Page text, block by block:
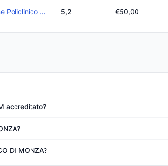
Fondazione Policlinico Di Monza 5,2 €50,00
accreditato?
DI MONZA?